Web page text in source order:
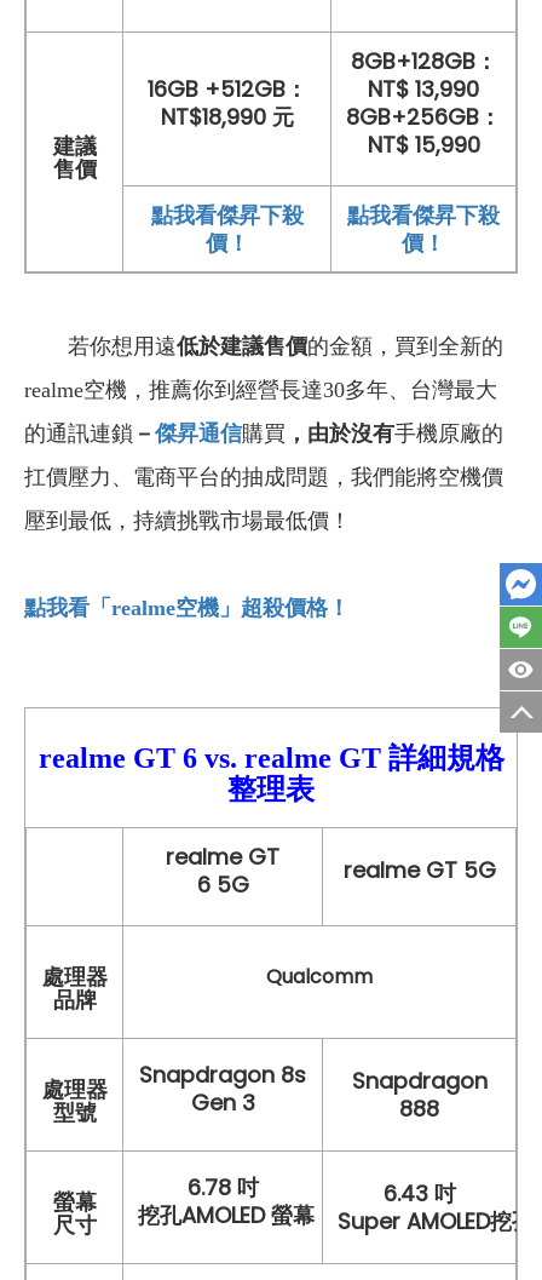
建議
售價
16GB +512GB：
NT$18,990 元
8GB+128GB：
NT$ 13,990
8GB+256GB：
NT$ 15,990
點我看傑昇下殺
價！
點我看傑昇下殺
價！
若你想用遠低於建議售價的金額，買到全新的
realme空機，推薦你到經營長達30多年、台灣最大
的通訊連鎖 － 傑昇通信購買 ，由於沒有手機原廠的
扛價壓力、電商平台的抽成問題，我們能將空機價
壓到最低，持續挑戰市場最低價！
點我看「realme空機」超殺價格！
realme GT 6 vs. realme GT詳細規格
整理表
realme GT
6 5G
realme GT 5G
處理器
品牌
Qualcomm
處理器
型號
Snapdragon 8s
Gen 3
Snapdragon
888
螢幕
尺寸
6.78 吋
挖孔AMOLED 螢幕
6.43 吋
Super AMOLED挖孔